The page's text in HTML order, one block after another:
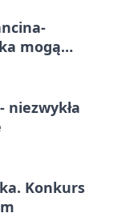
mogą
niezwykła
Konkurs